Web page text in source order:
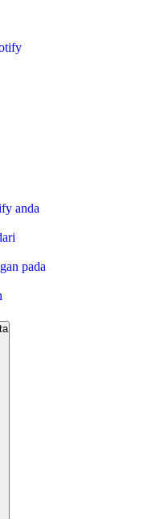
anda
pada